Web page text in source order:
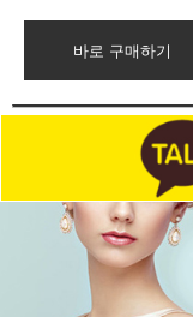
바로 구매하기